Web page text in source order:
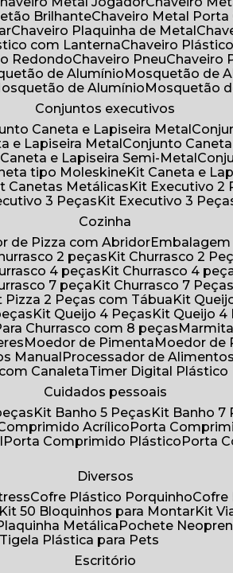
Brilhante Chaveiro Metal
Chaveiro Plaquinha de Metal
com Lanterna Chaveiro
Redondo Chaveiro Pneu
de Alumínio Mosquetão de
Mosquetão de Alumínio
Mosquetão
Conjuntos executivos
Caneta e Lapiseira Metal
e Lapiseira Metal
Conjunto
Caneta e Lapiseira Semi-Metal
tipo Moleskine
Kit Caneta e
Canetas Metálicas Kit Executivo 2
3 Peças Kit Executivo 3
Cozinha
de Pizza com Abridor
2 peças Kit Churrasco 2
4 peças Kit Churrasco 4
7 peça Kit Churrasco 7 Peças
Pizza 2 Peças com Tábua Kit
Kit Queijo 4 Peças Kit Queijo
Churrasco com 8 peças
Moedor de Pimenta Moedor
Manual Processador de
Canaleta
Timer Digital Plástico
Cuidados pessoais
Kit Banho 5 Peças Kit Banho 7
Comprimido Acrílico Porta
Porta Comprimido Plástico
Porta
Diversos
Cofre Plástico Porquinho
Kit 50 Bloquinhos para Montar
Kit
Plaquinha Metálica Pochete
Tigela Plástica para Pets
Escritório